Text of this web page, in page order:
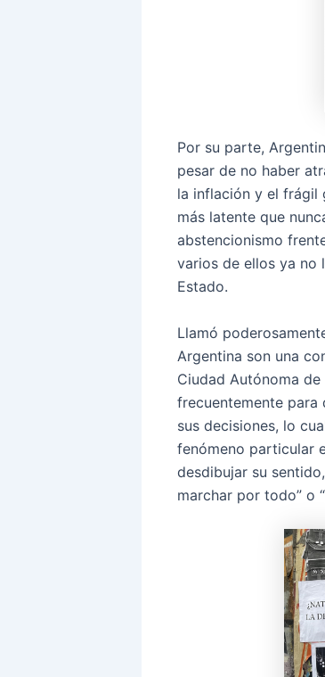
Por su parte,
pesar de no haber
la inflación y el frágil
más latente que
abstencionismo
varios de ellos ya no
Estado.
Llamó
Argentina son una
Ciudad Autónoma
frecuentemente
sus decisiones, lo
fenómeno particular
desdibujar su
marchar por todo” o